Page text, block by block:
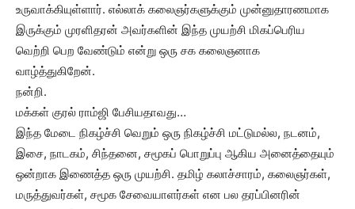
உருவாக்கியுள்ளார். எல்லாக் கலைஞர்களுக்கும் முன்னுதாரணமாக
இருக்கும் முரளிதரன் அவர்களின் இந்த முயற்சி மிகப்பெரிய
வெற்றி பெற வேண்டும் என்று ஒரு சக கலைஞனாக
வாழ்த்துகிறேன்.
நன்றி.
மக்கள் குரல் ராம்ஜி பேசியதாவது…
இந்த மேடை நிகழ்ச்சி வெறும் ஒரு நிகழ்ச்சி மட்டுமல்ல, நடனம்,
இசை, நாடகம், சிந்தனை, சமூகப் பொறுப்பு ஆகிய அனைத்தையும்
ஒன்றாக இணைத்த ஒரு முயற்சி. தமிழ் கலாச்சாரம், கலைஞர்கள்,
மருத்துவர்கள், சமூக சேவையாளர்கள் என பல தரப்பினரின்